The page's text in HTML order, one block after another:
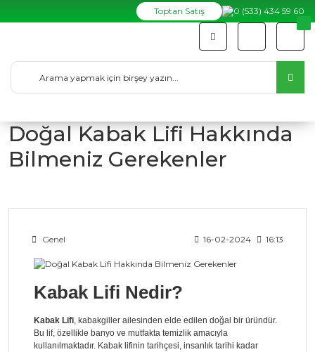
Toptan Satış 0 (533) 434 59 60
Doğal Kabak Lifi Hakkında
Bilmeniz Gerekenler
Genel 16-02-2024 16:13
Kabak Lifi Nedir?
Kabak Lifi, kabakgiller ailesinden elde edilen doğal bir üründür.
Bu lif, özellikle banyo ve mutfakta temizlik amacıyla
kullanılmaktadır. Kabak lifinin tarihçesi, insanlık tarihi kadar